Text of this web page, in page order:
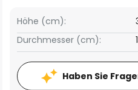
Höhe (cm):
Durchmesser (cm):
Haben Sie